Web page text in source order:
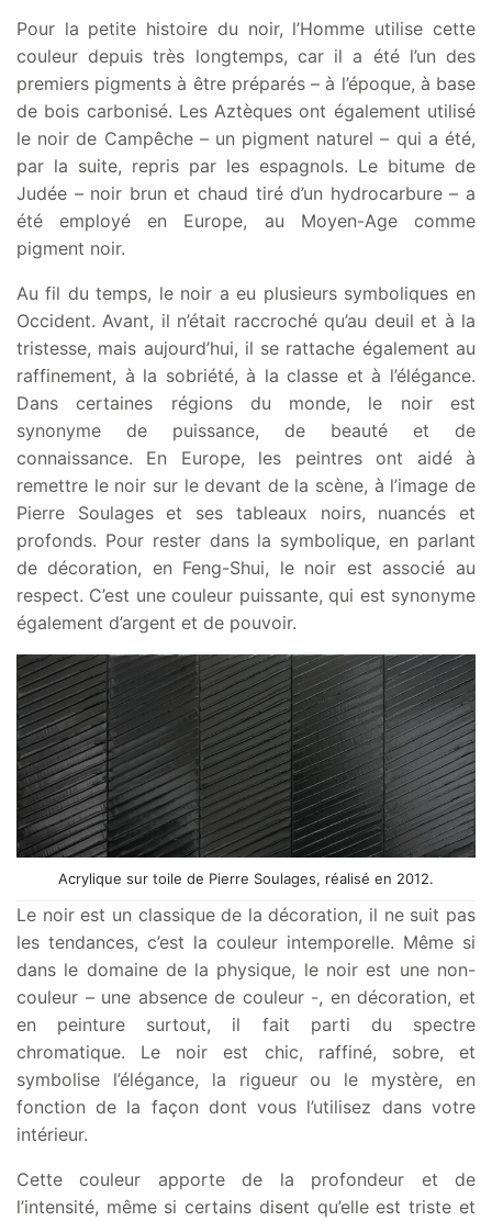
Pour la petite histoire du noir, l’Homme utilise cette
couleur depuis très longtemps, car il a été l’un des
premiers pigments à être préparés – à l’époque, à base
de bois carbonisé. Les Aztèques ont également utilisé
le noir de Campêche – un pigment naturel – qui a été,
par la suite, repris par les espagnols. Le bitume de
Judée – noir brun et chaud tiré d’un hydrocarbure – a
été employé en Europe, au Moyen-Age comme
pigment noir.
Au fil du temps, le noir a eu plusieurs symboliques en
Occident. Avant, il n’était raccroché qu’au deuil et à la
tristesse, mais aujourd’hui, il se rattache également au
raffinement, à la sobriété, à la classe et à l’élégance.
Dans certaines régions du monde, le noir est
synonyme de puissance, de beauté et de
connaissance. En Europe, les peintres ont aidé à
remettre le noir sur le devant de la scène, à l’image de
Pierre Soulages et ses tableaux noirs, nuancés et
profonds. Pour rester dans la symbolique, en parlant
de décoration, en Feng-Shui, le noir est associé au
respect. C’est une couleur puissante, qui est synonyme
également d’argent et de pouvoir.
Acrylique sur toile de Pierre Soulages, réalisé en 2012.
Le noir est un classique de la décoration, il ne suit pas
les tendances, c’est la couleur intemporelle. Même si
dans le domaine de la physique, le noir est une non-
couleur – une absence de couleur -, en décoration, et
en peinture surtout, il fait parti du spectre
chromatique. Le noir est chic, raffiné, sobre, et
symbolise l’élégance, la rigueur ou le mystère, en
fonction de la façon dont vous l’utilisez dans votre
intérieur.
Cette couleur apporte de la profondeur et de
l’intensité, même si certains disent qu’elle est triste et